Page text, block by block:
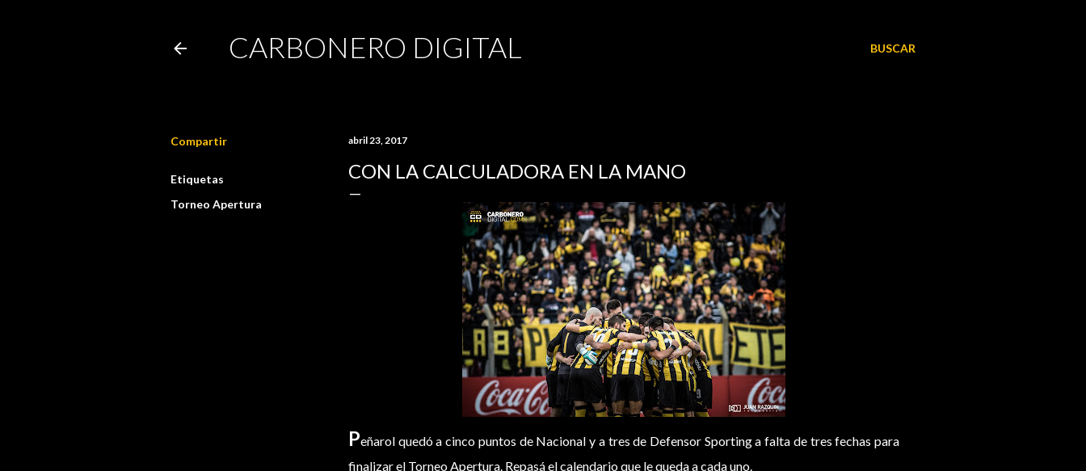
BUSCAR
CARBONERO DIGITAL
Compartir
Etiquetas
Torneo Apertura
abril 23, 2017
CON LA CALCULADORA EN LA MANO
Peñarol quedó a cinco puntos de Nacional y a tres de Defensor Sporting a falta de tres fechas para
finalizar el Torneo Apertura. Repasá el calendario que le queda a cada uno.